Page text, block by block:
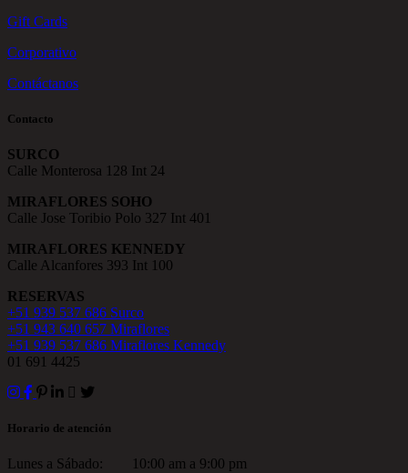
Gift Cards
Corporativo
Contáctanos
Contacto
SURCO
Calle Monterosa 128 Int 24
MIRAFLORES SOHO
Calle Jose Toribio Polo 327 Int 401
MIRAFLORES KENNEDY
Calle Alcanfores 393 Int 100
RESERVAS
+51 939 537 686 Surco
+51 943 640 657 Miraflores
+51 939 537 686 Miraflores Kennedy
01 691 4425
Horario de atención
Lunes a Sábado: 10:00 am a 9:00 pm